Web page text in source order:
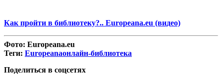
Как пройти в библиотеку?.. Europeana.eu (видео)
Фото: Europeana.eu
Теги: Europeanaонлайн-библиотека
Поделиться в соцсетях